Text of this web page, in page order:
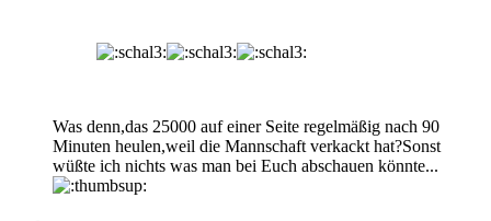
Was denn,das 25000 auf einer Seite regelmäßig nach 90
Minuten heulen,weil die Mannschaft verkackt hat?Sonst
wüßte ich nichts was man bei Euch abschauen könnte...